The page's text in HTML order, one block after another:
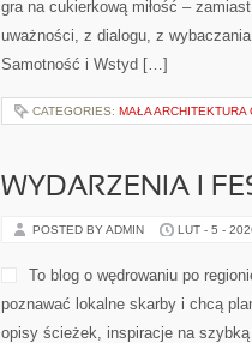
gra na cukierkową miłość –
uważności, z dialogu, z
Samotność i Wstyd […]
CATEGORIES: MAŁA ARCHITEKTURA
WYDARZENIA I
POSTED BY ADMIN LUT - 5 -
To blog o wędrowaniu po
poznawać lokalne skarby i chcą
opisy ścieżek, inspiracje na